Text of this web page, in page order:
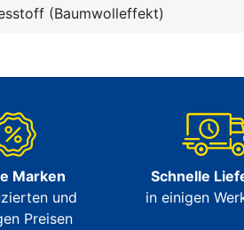
(Baumwolleffekt)
Marken
und
Preisen
Schnelle
in einigen